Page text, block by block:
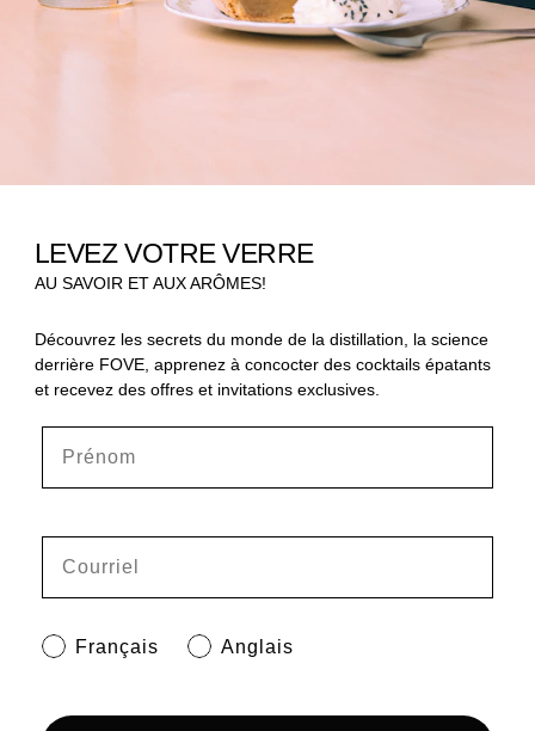
LEVEZ VOTRE VERRE
AU SAVOIR ET AUX ARÔMES!‍
Découvrez les secrets du monde de la distillation, la science
derrière FOVE, apprenez à concocter des cocktails épatants
et recevez des offres et invitations exclusives.
Français Anglais